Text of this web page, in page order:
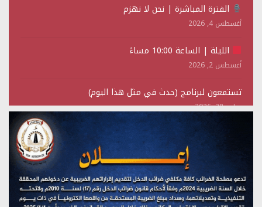
الفترة المباشرة | نحن لا نهزم
أغسطس 4, 2026
الليلة | الساعة 10:00 مساءً
أغسطس 2, 2026
تستمعون لبرنامج (حدث في مثل هذا اليوم)
يوليو 28, 2026
(نحن لا نهزم) بث مباشر
تستمعون لبرنامج (هندسة الوهم)
يوليو 28, 2026